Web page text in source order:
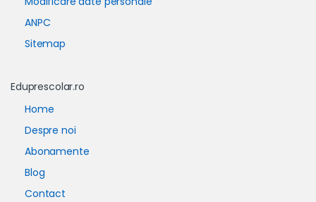
ANPC
Sitemap
Eduprescolar.ro
Home
Despre noi
Abonamente
Blog
Contact